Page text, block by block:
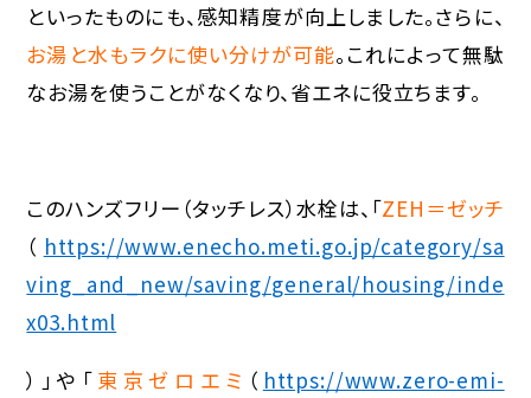
といったものにも、感知精度が向上しました。さらに、
お湯と水もラクに使い分けが可能。これによって無駄
なお湯を使うことがなくなり、省エネに役立ちます。
このハンズフリー（タッチレス）水栓は、「ZEH＝ゼッチ
（ https://www.enecho.meti.go.jp/category/sa
ving_and_new/saving/general/housing/inde
x03.html
）」や「 東京ゼロエミ （ https://www.zero-emi-